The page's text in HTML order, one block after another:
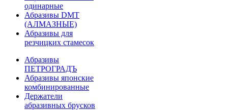
одинарные
Абразивы DMT
(АЛМАЗНЫЕ)
Абразивы для
резчицких стамесок
Абразивы
ПЕТРОГРАДЪ
Абразивы японские
комбинированные
Держатели
абразивных брусков